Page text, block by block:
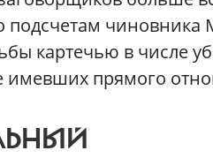
подсчетам
картечью в числе
имевших прямого